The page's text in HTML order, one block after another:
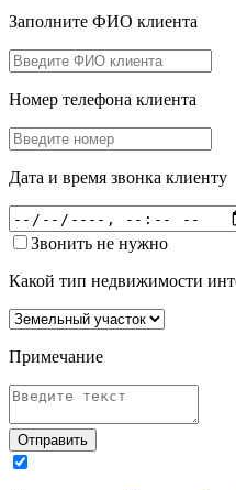
Заполните ФИО клиента
Номер телефона клиента
Дата и время звонка клиенту
Звонить не нужно
Какой тип недвижимости
Примечание
Отправить